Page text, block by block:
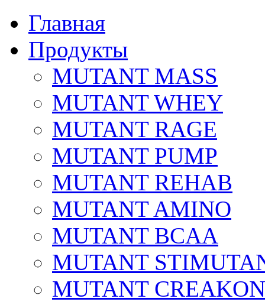
Главная
Продукты
MUTANT MASS
MUTANT WHEY
MUTANT RAGE
MUTANT PUMP
MUTANT REHAB
MUTANT AMINO
MUTANT BCAA
MUTANT
MUTANT